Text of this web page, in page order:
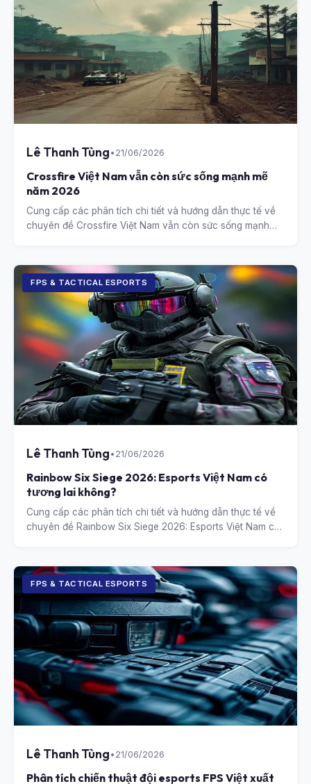
Lê Thanh Tùng • 21/06/2026
Crossfire Việt Nam vẫn còn sức sống mạnh mẽ
năm 2026
Cung cấp các phân tích chi tiết và hướng dẫn thực tế về
chuyên đề Crossfire Việt Nam vẫn còn sức sống mạnh
FPS & TACTICAL ESPORTS
Lê Thanh Tùng • 21/06/2026
Rainbow Six Siege 2026: Esports Việt Nam có
tương lai không?
Cung cấp các phân tích chi tiết và hướng dẫn thực tế về
chuyên đề Rainbow Six Siege 2026: Esports Việt Nam có
FPS & TACTICAL ESPORTS
Lê Thanh Tùng • 21/06/2026
Phân tích chiến thuật đội esports FPS Việt xuất